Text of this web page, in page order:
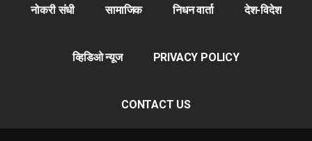
नोकरी संधी सामाजिक निधन वार्ता देश-विदेश
व्हिडिओ न्यूज PRIVACY POLICY
CONTACT US